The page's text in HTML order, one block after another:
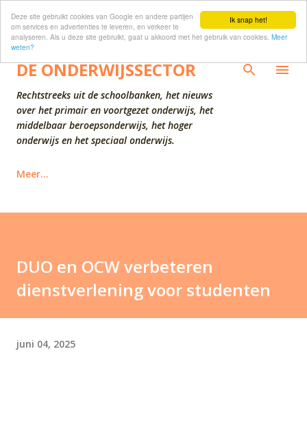
Ik snap het!
Deze site gebruikt cookies van Google en andere partijen
om services en advertenties te leveren, en verkeer te
analyseren. Als u deze site gebruikt, gaat u akkoord met het gebruik van cookies. Meer
weten?
Doorgaan naar hoofdcontent
DE ONDERWIJSSECTOR
Rechtstreeks uit de schoolbanken, het nieuws
over het primair en voortgezet onderwijs, het
middelbaar beroepsonderwijs, het hoger
onderwijs en het speciaal onderwijs.
Meer…
DUO en OCW verbeteren
dienstverlening voor studenten
juni 04, 2025